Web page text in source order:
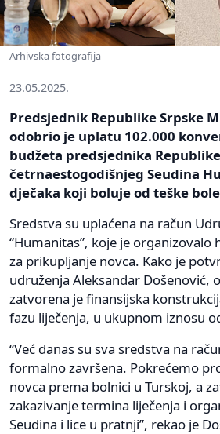
Arhivska fotografija
23.05.2025.
Predsjednik Republike Srpske
odobrio je uplatu 102.000
budžeta predsjednika
četrnaestogodišnjeg Seudina
dječaka koji boluje od teške
Sredstva su uplaćena na račun
“Humanitas”, koje je organizovalo
za prikupljanje novca. Kako je
udruženja Aleksandar Došenović,
zatvorena je finansijska
fazu liječenja, u ukupnom iznosu
“Već danas su sva sredstva na
formalno završena. Pokrećemo
novca prema bolnici u Turskoj, a
zakazivanje termina liječenja i
Seudina i lice u pratnji”, rekao je